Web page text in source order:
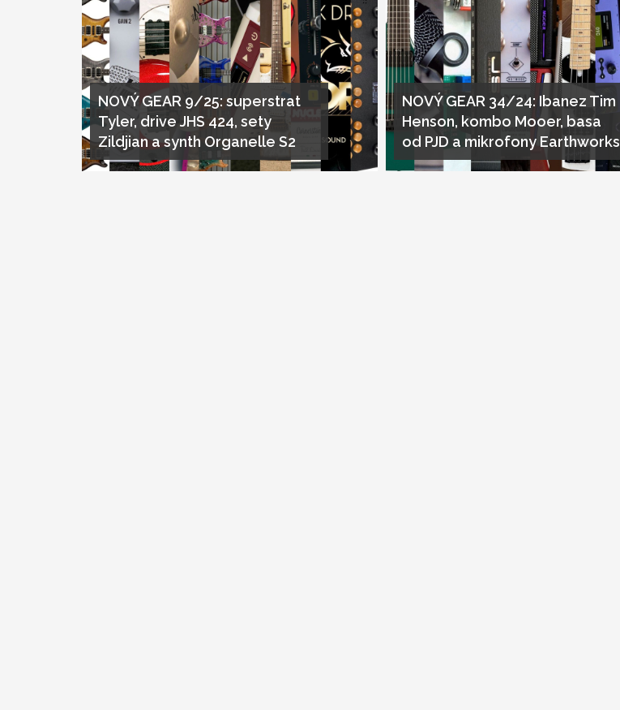
NOVÝ GEAR 9/25: superstrat
Tyler, drive JHS 424, sety
Zildjian a synth Organelle S2
NOVÝ GEAR 34/24: Ibanez Tim
Henson, kombo Mooer, basa
od PJD a mikrofony Earthworks